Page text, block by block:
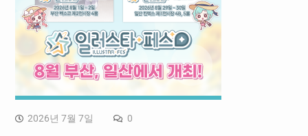
2026년 7월 7일 0